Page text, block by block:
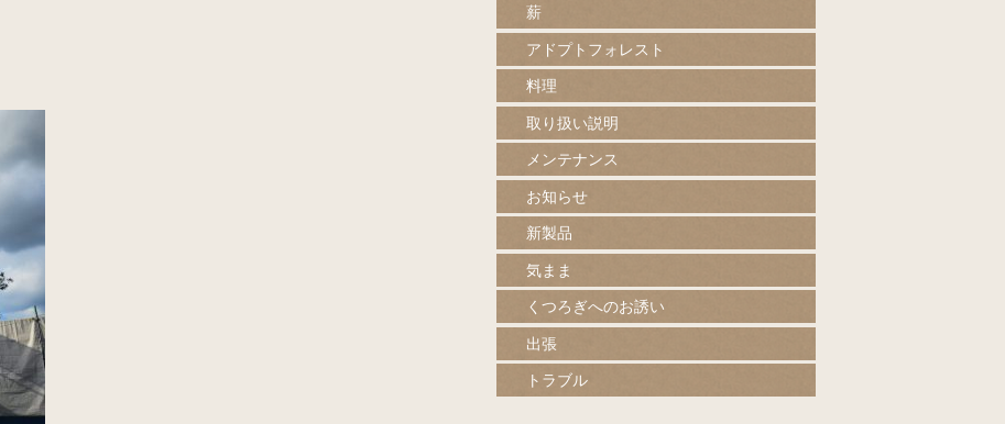
薪
アドプトフォレスト
料理
取り扱い説明
メンテナンス
お知らせ
新製品
気まま
くつろぎへのお誘い
出張
トラブル